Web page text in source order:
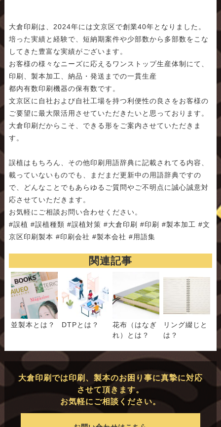
大倉印刷は、2024年には文京区で創業40年となりました。
培った実績と経験で、短納期案件や少部数から多部数をこな
してきた豊富な実績がございます。
お客様の様々なニーズに応えるワンストップ生産体制にて、
印刷、製本加工、納品・発送までの一貫生産
都内有数印刷機器の保有数です。
文京区に自社および自社工場を持つ利便性の良さをお客様の
ご要望に最大限活用させていただきたいと思っております。
大倉印刷だからこそ、できる形をご案内させていただきま
す。
誤植はもちろん、その他印刷用語辞典に記載されてる内容、
載っていないものでも、まだまだ更新中の用語辞典ですの
で、どんなことでもあらゆるご質問やご不明点に誠心誠意対
応させていただきます。
お気軽にご相談お問い合わせください。
#誤植 #誤植種類 #誤植対策 #大倉印刷 #印刷 #製本加工 #文
京区印刷製本 #印刷会社 #製本会社 #用語集
関連記事
並製本とは？ DTPとは？
花布（はなぎ
れ）とは？
リング綴じと
は？
大倉印刷では印刷、製本のお困り事に真摯に対応
させて頂きます。
お気軽にご相談ください。